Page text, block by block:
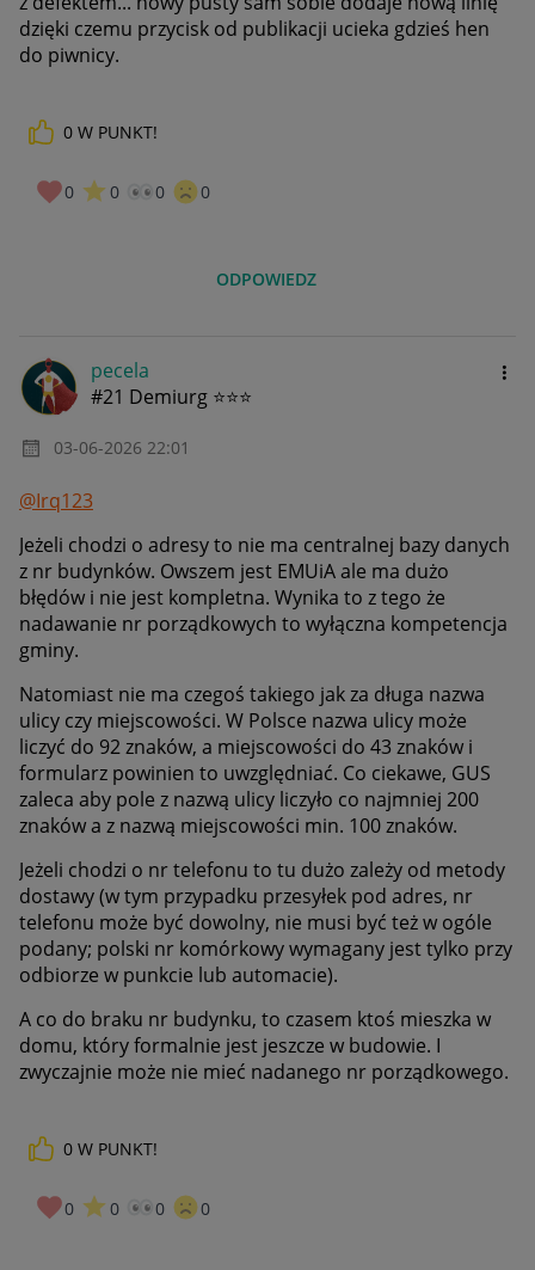
dzięki czemu przycisk od publikacji ucieka gdzieś hen
do piwnicy.
0 W PUNKT!
0 0 0 0
ODPOWIEDZ
pecela
#21 Demiurg ⭐⭐⭐
‎03-06-2026 22:01
@Irq123
Jeżeli chodzi o adresy to nie ma centralnej bazy danych
z nr budynków. Owszem jest EMUiA ale ma dużo
błędów i nie jest kompletna. Wynika to z tego że
nadawanie nr porządkowych to wyłączna kompetencja
gminy.
Natomiast nie ma czegoś takiego jak za długa nazwa
ulicy czy miejscowości. W Polsce nazwa ulicy może
liczyć do 92 znaków, a miejscowości do 43 znaków i
formularz powinien to uwzględniać. Co ciekawe, GUS
zaleca aby pole z nazwą ulicy liczyło co najmniej 200
znaków a z nazwą miejscowości min. 100 znaków.
Jeżeli chodzi o nr telefonu to tu dużo zależy od metody
dostawy (w tym przypadku przesyłek pod adres, nr
telefonu może być dowolny, nie musi być też w ogóle
podany; polski nr komórkowy wymagany jest tylko przy
odbiorze w punkcie lub automacie).
A co do braku nr budynku, to czasem ktoś mieszka w
domu, który formalnie jest jeszcze w budowie. I
zwyczajnie może nie mieć nadanego nr porządkowego.
0 W PUNKT!
0 0 0 0